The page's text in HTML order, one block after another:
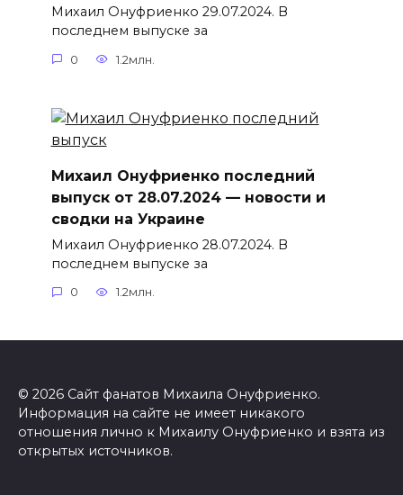
Михаил Онуфриенко 29.07.2024. В
последнем выпуске за
0 1.2млн.
Михаил Онуфриенко последний
выпуск от 28.07.2024 — новости и
сводки на Украине
Михаил Онуфриенко 28.07.2024. В
последнем выпуске за
0 1.2млн.
© 2026 Сайт фанатов Михаила Онуфриенко.
Информация на сайте не имеет никакого
отношения лично к Михаилу Онуфриенко и взята из
открытых источников.